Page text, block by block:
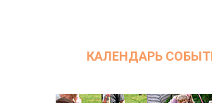
КАЛЕНДАРЬ